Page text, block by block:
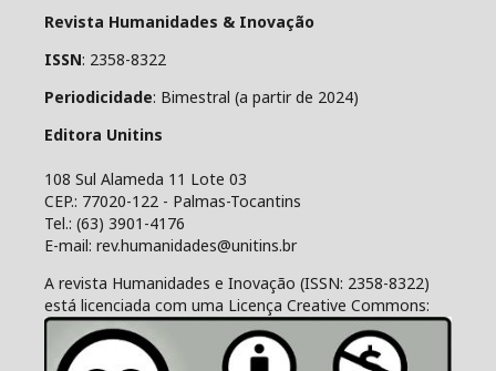
Revista Humanidades & Inovação
ISSN: 2358-8322
Periodicidade: Bimestral (a partir de 2024)
Editora Unitins
108 Sul Alameda 11 Lote 03
CEP.: 77020-122 - Palmas-Tocantins
Tel.: (63) 3901-4176
E-mail: rev.humanidades@unitins.br
A revista Humanidades e Inovação (ISSN: 2358-8322)
está licenciada com uma Licença Creative Commons: